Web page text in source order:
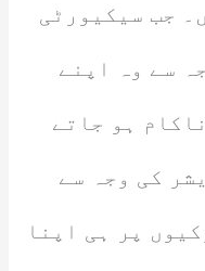
جب سیکیورٹی
سے وہ اپنے
ہو جاتے
کی وجہ سے
پر ہی اپنا